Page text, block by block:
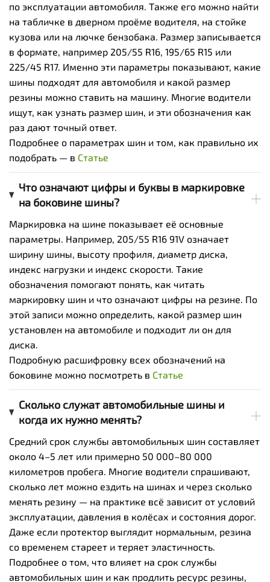
по эксплуатации автомобиля. Также его можно найти
на табличке в дверном проёме водителя, на стойке
кузова или на лючке бензобака. Размер записывается
в формате, например 205/55 R16, 195/65 R15 или
225/45 R17. Именно эти параметры показывают, какие
шины подходят для автомобиля и какой размер
резины можно ставить на машину. Многие водители
ищут, как узнать размер шин, и эти обозначения как
раз дают точный ответ.
Подробнее о параметрах шин и том, как правильно их
подобрать — в Статье
Что означают цифры и буквы в маркировке
на боковине шины?
Маркировка на шине показывает её основные
параметры. Например, 205/55 R16 91V означает
ширину шины, высоту профиля, диаметр диска,
индекс нагрузки и индекс скорости. Такие
обозначения помогают понять, как читать
маркировку шин и что означают цифры на резине. По
этой записи можно определить, какой размер шин
установлен на автомобиле и подходит ли он для
диска.
Подробную расшифровку всех обозначений на
боковине можно посмотреть в Статье
Сколько служат автомобильные шины и
когда их нужно менять?
Средний срок службы автомобильных шин составляет
около 4–5 лет или примерно 50 000–80 000
километров пробега. Многие водители спрашивают,
сколько лет можно ездить на шинах и через сколько
менять резину — на практике всё зависит от условий
эксплуатации, давления в колёсах и состояния дорог.
Даже если протектор выглядит нормальным, резина
со временем стареет и теряет эластичность.
Подробнее о том, что влияет на срок службы
автомобильных шин и как продлить ресурс резины,